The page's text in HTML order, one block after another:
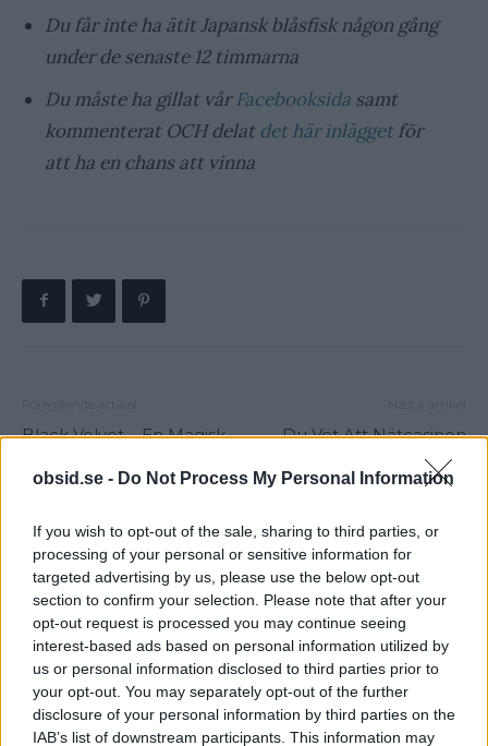
obsid.se - Do Not Process My Personal Information
If you wish to opt-out of the sale, sharing to third parties, or
processing of your personal or sensitive information for
targeted advertising by us, please use the below opt-out
section to confirm your selection. Please note that after your
opt-out request is processed you may continue seeing
interest-based ads based on personal information utilized by
us or personal information disclosed to third parties prior to
your opt-out. You may separately opt-out of the further
disclosure of your personal information by third parties on the
IAB’s list of downstream participants. This information may
Du får inte ha ätit Japansk blåsfisk någon gång
under de senaste 12 timmarna
Du måste ha gillat vårFacebooksida samt
kommenterat OCH delatdet här inläggetför
att ha en chans att vinna
Black Velvet – En Magisk
Och Champagne
Du Vet Att Nätcasinon
Även Har Öppet På
Badstranden Va?
Sebastian
Allt från personlig utveckling till sköna sneakers är intressant!